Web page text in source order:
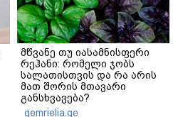
მწვანე თუ იასამნისფერი
რეჰანი: რომელი ჯობს
სალათისთვის და რა არის
მათ შორის მთავარი
განსხვავება?
gemrielia.ge